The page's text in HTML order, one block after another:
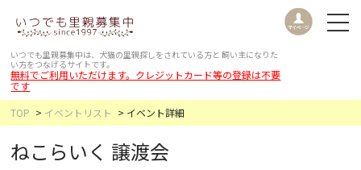
いつでも里親募集中は、犬猫の里親探しをされている方と 飼い主になりた
い方をつなげるサイトです。
無料でご利用いただけます。クレジットカード等の登録は不要
です
TOP
イベントリスト イベント詳細
ねこらいく 譲渡会